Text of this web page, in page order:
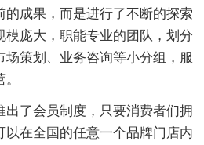
的成果，而是进行了不断的探索
模庞大，职能专业的团队，划分
场策划、业务咨询等小分组，服
出了会员制度，只要消费者们拥
以在全国的任意一个品牌门店内